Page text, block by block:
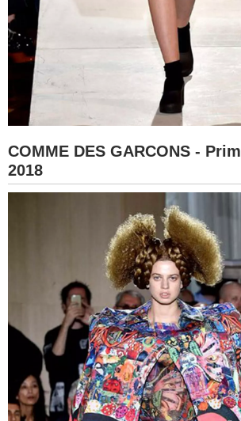
COMME DES GARCONS -
2018